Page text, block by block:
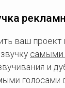
ваш проект
самыми
и
голосами